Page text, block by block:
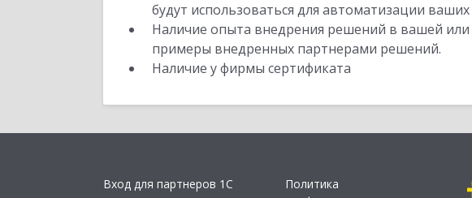
будут использоваться для автоматизации ваших
Наличие опыта внедрения решений в вашей
примеры внедренных партнерами решений.
Наличие у фирмы сертификата
Вход для партнеров 1С
Политика